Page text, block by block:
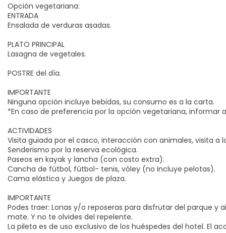
Opción vegetariana:
ENTRADA
Ensalada de verduras asadas.
PLATO PRINCIPAL
Lasagna de vegetales.
POSTRE del día.
IMPORTANTE
Ninguna opción incluye bebidas, su consumo es a la carta.
*En caso de preferencia por la opción vegetariana, informar
ACTIVIDADES
Visita guiada por el casco, interacción con animales, visita a
Senderismo por la reserva ecológica.
Paseos en kayak y lancha (con costo extra).
Cancha de fútbol, fútbol- tenis, vóley (no incluye pelotas).
Cama elástica y Juegos de plaza.
IMPORTANTE
Podes traer: Lonas y/o reposeras para disfrutar del parque y
mate. Y no te olvides del repelente.
La pileta es de uso exclusivo de los huéspedes del hotel. El